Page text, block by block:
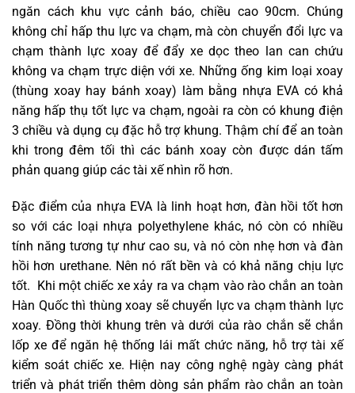
ngăn cách khu vực cảnh báo, chiều cao 90cm. Chúng
không chỉ hấp thu lực va chạm, mà còn chuyển đổi lực va
chạm thành lực xoay để đẩy xe dọc theo lan can chứu
không va chạm trực diện với xe. Những ống kim loại xoay
(thùng xoay hay bánh xoay) làm bằng nhựa EVA có khả
năng hấp thụ tốt lực va chạm, ngoài ra còn có khung điện
3 chiều và dụng cụ đặc hỗ trợ khung. Thậm chí để an toàn
khi trong đêm tối thì các bánh xoay còn được dán tấm
phản quang giúp các tài xế nhìn rõ hơn.
Đặc điểm của nhựa EVA là linh hoạt hơn, đàn hồi tốt hơn
so với các loại nhựa polyethylene khác, nó còn có nhiều
tính năng tương tự như cao su, và nó còn nhẹ hơn và đàn
hồi hơn urethane. Nên nó rất bền và có khả năng chịu lực
tốt. Khi một chiếc xe xảy ra va chạm vào rào chắn an toàn
Hàn Quốc thì thùng xoay sẽ chuyển lực va chạm thành lực
xoay. Đồng thời khung trên và dưới của rào chắn sẽ chắn
lốp xe để ngăn hệ thống lái mất chức năng, hỗ trợ tài xế
kiểm soát chiếc xe. Hiện nay công nghệ ngày càng phát
triển và phát triển thêm dòng sản phẩm rào chắn an toàn